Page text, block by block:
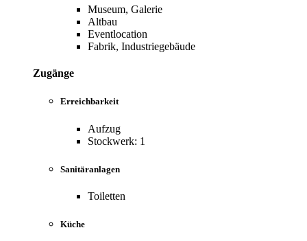
Museum, Galerie
Altbau
Eventlocation
Fabrik, Industriegebäude
Zugänge
Erreichbarkeit
Aufzug
Stockwerk: 1
Sanitäranlagen
Toiletten
Küche